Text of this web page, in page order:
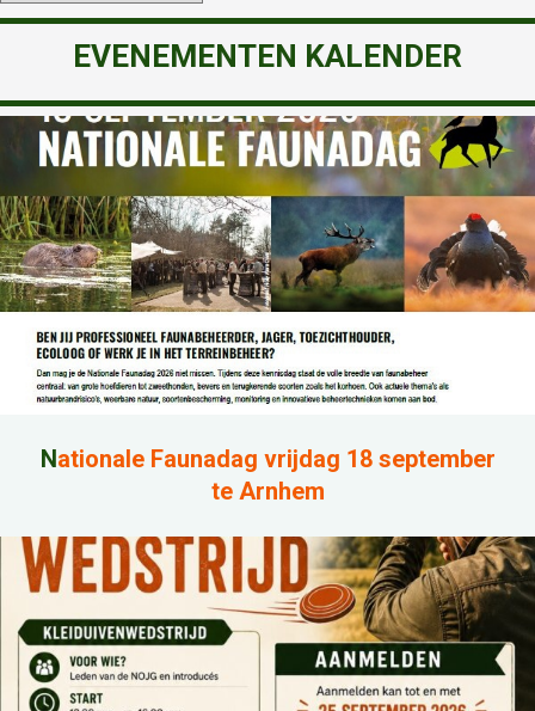
EVENEMENTEN KALENDER
Nationale Faunadag vrijdag 18 september
te Arnhem